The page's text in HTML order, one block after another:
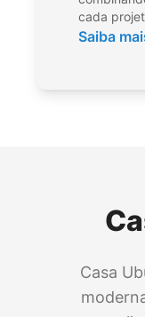
cada
Saiba
Casa